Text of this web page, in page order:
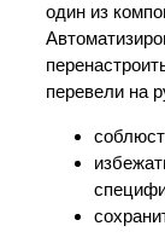
один из
перевели на